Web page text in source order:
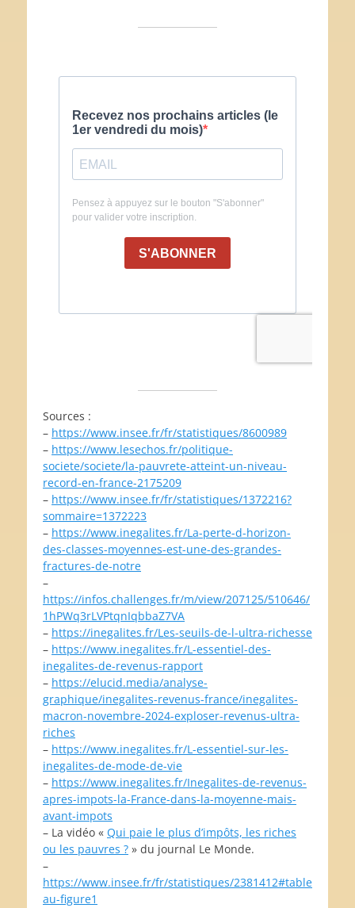
Sources :
– https://www.insee.fr/fr/statistiques/8600989
– https://www.lesechos.fr/politique-
societe/societe/la-pauvrete-atteint-un-niveau-
record-en-france-2175209
– https://www.insee.fr/fr/statistiques/1372216?
sommaire=1372223
– https://www.inegalites.fr/La-perte-d-horizon-
des-classes-moyennes-est-une-des-grandes-
fractures-de-notre
–
https://infos.challenges.fr/m/view/207125/510646/
1hPWq3rLVPtqnIqbbaZ7VA
– https://inegalites.fr/Les-seuils-de-l-ultra-richesse
– https://www.inegalites.fr/L-essentiel-des-
inegalites-de-revenus-rapport
– https://elucid.media/analyse-
graphique/inegalites-revenus-france/inegalites-
macron-novembre-2024-exploser-revenus-ultra-
riches
– https://www.inegalites.fr/L-essentiel-sur-les-
inegalites-de-mode-de-vie
– https://www.inegalites.fr/Inegalites-de-revenus-
apres-impots-la-France-dans-la-moyenne-mais-
avant-impots
– La vidéo « Qui paie le plus d’impôts, les riches
ou les pauvres ? » du journal Le Monde.
–
https://www.insee.fr/fr/statistiques/2381412#table
au-figure1